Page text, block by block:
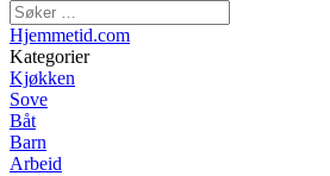
Hjemmetid.com
Kategorier
Kjøkken
Sove
Båt
Barn
Arbeid